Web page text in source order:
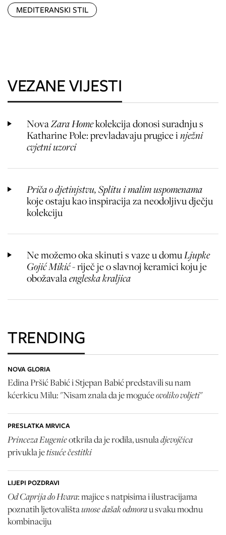
MEDITERANSKI STIL
VEZANE VIJESTI
NovaZara Homekolekcija donosi suradnju s
Katharine Pole: prevladavaju prugice inježni
cvjetni uzorci
Priča o djetinjstvu, Splitu i malim uspomenama
koje ostaju kao inspiracija za neodoljivu dječju
kolekciju
Ne možemo oka skinuti s vaze u domuLjupke
Gojić Mikić- riječ je o slavnoj keramici koju je
obožavalaengleska kraljica
TRENDING
NOVA GLORIA
Edina Pršić Babić i Stjepan Babić predstavili su nam
kćerkicu Milu: "Nisam znala da je mogućeovoliko voljeti"
PRESLATKA MRVICA
Princeza Eugenieotkrila da je rodila, usnuladjevojčica
privukla jetisuće čestitki
LIJEPI POZDRAVI
Od Caprija do Hvara: majice s natpisima i ilustracijama
poznatih ljetovalištaunose dašak odmorau svaku modnu
kombinaciju